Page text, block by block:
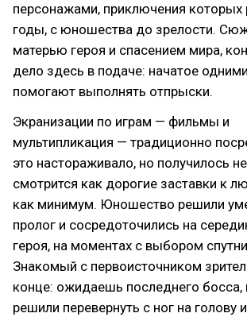
персонажами, приключения которых
годы, с юношества до зрелости.
матерью героя и спасением мира,
дело здесь в подаче: начатое
помогают выполнять отпрыски.
Экранизации по играм — фильмы и
мультипликация — традиционно
это настораживало, но получилось
смотрится как дорогие заставки к
как минимум. Юношество решили
пролог и сосредоточились на
героя, на моментах с выбором
Знакомый с первоисточником
конце: ожидаешь последнего босса,
решили перевернуть с ног на голову